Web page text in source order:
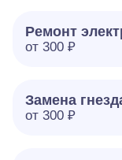
Ремонт
от 300 ₽
Замена
от 300 ₽